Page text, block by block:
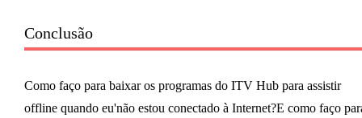
Conclusão
Como faço para baixar os programas do ITV Hub para assistir
offline quando eu'não estou conectado à Internet?E como faço